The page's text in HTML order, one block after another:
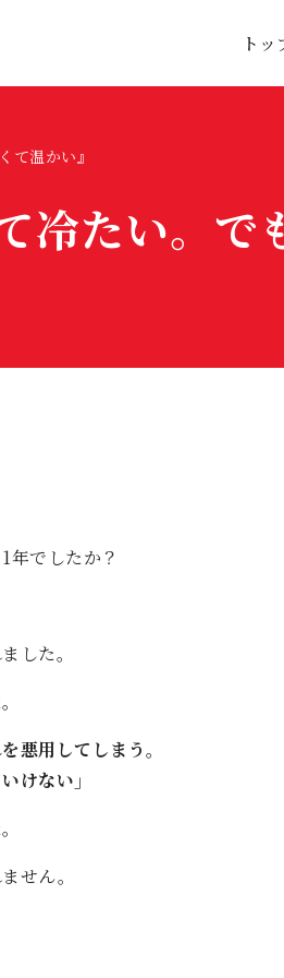
トッ
て温かい』
冷たい。で
年でしたか？
した。
悪用してしまう。
けない」
せん。